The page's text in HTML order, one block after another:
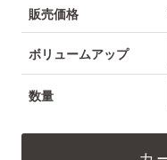
販売価格
ボリュームアップ
数量